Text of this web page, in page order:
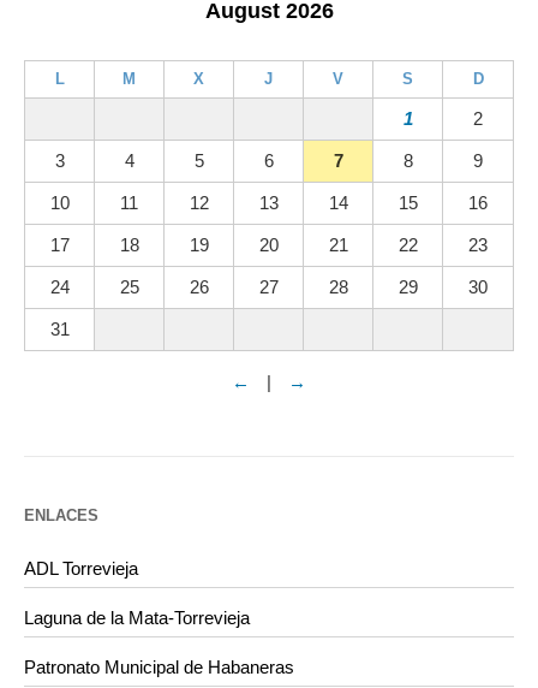
August 2026
L M X J V S D
1 2
3 4 5 6 7 8 9
10 11 12 13 14 15 16
17 18 19 20 21 22 23
24 25 26 27 28 29 30
31
← | →
ENLACES
ADL Torrevieja
Laguna de la Mata-Torrevieja
Patronato Municipal de Habaneras